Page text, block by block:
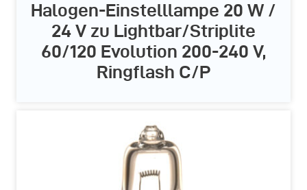
Halogen-Einstelllampe 20 W /
24 V zu Lightbar/Striplite
60/120 Evolution 200-240 V,
Ringflash C/P